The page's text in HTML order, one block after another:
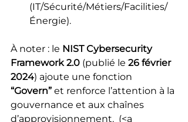
(IT/Sécurité/Métiers/Facilities/
Énergie).
À noter : le NIST Cybersecurity
Framework 2.0 (publié le 26 février
2024) ajoute une fonction
“Govern” et renforce l’attention à la
gouvernance et aux chaînes
d’approvisionnement. (<a